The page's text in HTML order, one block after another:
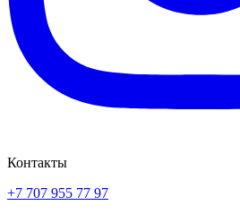
Контакты
+7 707 955 77 97